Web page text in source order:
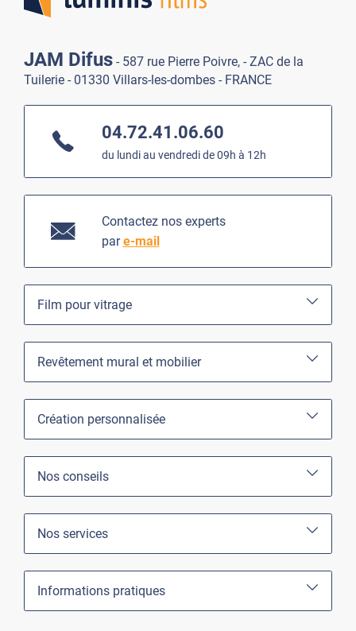
JAM Difus - 587 rue Pierre Poivre, - ZAC de la
Tuilerie - 01330 Villars-les-dombes - FRANCE
04.72.41.06.60
du lundi au vendredi de 09h à 12h
Contactez nos experts
pare-mail
Film pour vitrage
Revêtement mural et mobilier
Création personnalisée
Nos conseils
Nos services
Informations pratiques